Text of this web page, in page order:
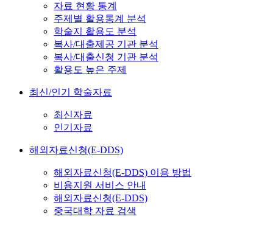
자료 현황 통계
주제별 활용통계 분석
학술지 활용도 분석
복사/대출제공 기관 분석
복사/대출신청 기관 분석
활용도 높은 주제
최신/인기 학술자료
최신자료
인기자료
해외자료신청(E-DDS)
해외자료신청(E-DDS) 이용 방법
비용지원 서비스 안내
해외자료신청(E-DDS)
중국대학 자료 검색